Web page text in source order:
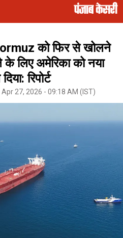
को फिर से खोलने
लिए अमेरिका को नया
रिपोर्ट
27, 2026 - 09:18 AM (IST)